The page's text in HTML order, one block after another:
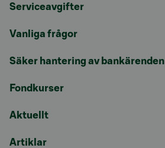
Serviceavgifter
Vanliga frågor
Säker hantering av bankärenden
Fondkurser
Aktuellt
Artiklar